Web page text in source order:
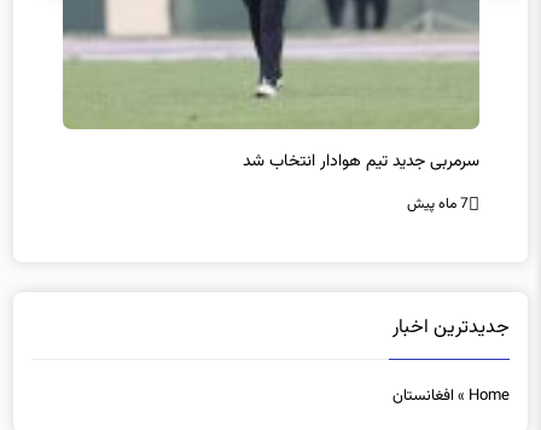
پیروزی اینتر برای تثبیت صدرنشینی/ افزایش فاصله با ناپولی
7 ماه پیش
جدیدترین اخبار
Home
» افغانستان